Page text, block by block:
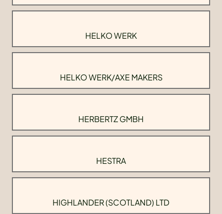
HELKO WERK
HELKO WERK/AXE MAKERS
HERBERTZ GMBH
HESTRA
HIGHLANDER (SCOTLAND) LTD